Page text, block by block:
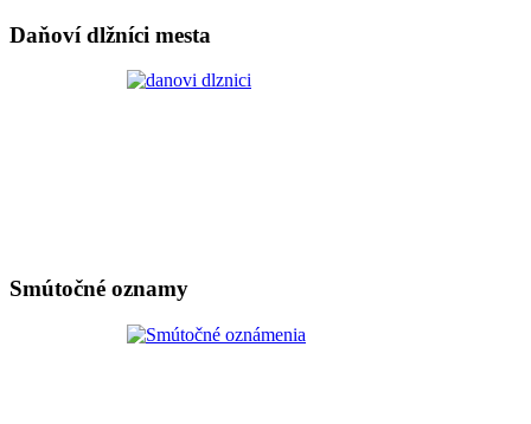
Daňoví dlžníci mesta
Smútočné oznamy